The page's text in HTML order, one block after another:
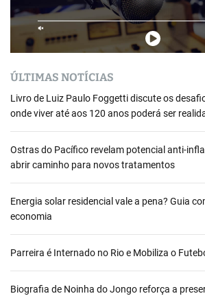
ÚLTIMAS NOTÍCIAS
Livro de Luiz Paulo Foggetti discute os
onde viver até aos 120 anos poderá ser
Ostras do Pacífico revelam potencial anti-
abrir caminho para novos tratamentos
Energia solar residencial vale a pena? Guia
economia
Parreira é Internado no Rio e Mobiliza o
Biografia de Noinha do Jongo reforça a